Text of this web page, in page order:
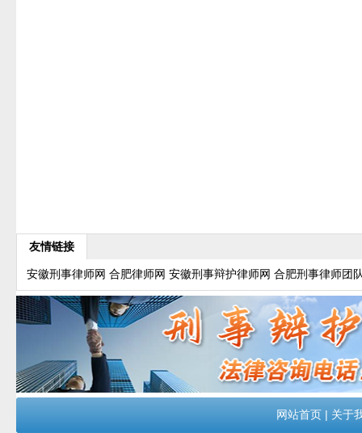
友情链接
安徽刑事律师网 合肥律师网 安徽刑事辩护律师网 合肥刑事律师团
网站首页 | 关于